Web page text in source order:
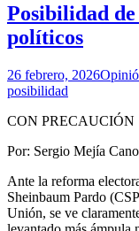
Posibilidad
políticos
26 febrero, 2026
posibilidad
CON PRECAUCIÓN
Por: Sergio Mejía Cano
Ante la reforma
Sheinbaum Pardo
Unión, se ve